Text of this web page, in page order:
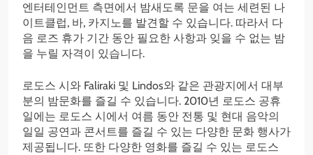
엔터테인먼트 측면에서 밤새도록 문을 여는 세련된 나
이트클럽, 바, 카지노를 발견할 수 있습니다. 따라서 다
음 로즈 휴가 기간 동안 필요한 사항과 잊을 수 없는 밤
을 누릴 자격이 있습니다.
로도스 시와 Faliraki 및 Lindos와 같은 관광지에서 대부
분의 밤문화를 즐길 수 있습니다. 2010년 로도스 공휴
일에는 로도스 시에서 여름 동안 전통 및 현대 음악의
일일 공연과 콘서트를 즐길 수 있는 다양한 문화 행사가
제공됩니다. 또한 다양한 영화를 즐길 수 있는 로도스